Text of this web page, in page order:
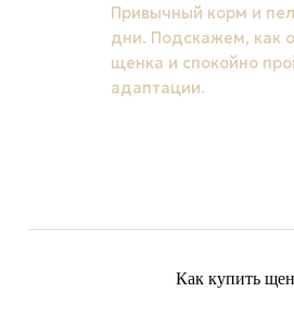
Привычный корм и
дни. Подскажем, как
щенка и спокойно
адаптации.
Как купить